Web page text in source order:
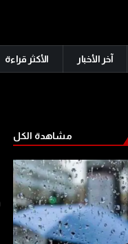
آخر الأخبار الأكثر قراءة
مشاهدة الكل